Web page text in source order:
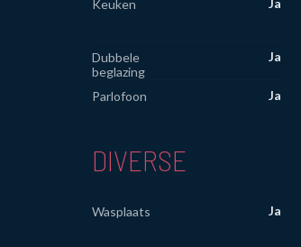
Keuken Ja
Dubbele
beglazing
Ja
Parlofoon Ja
DIVERSE
Wasplaats Ja